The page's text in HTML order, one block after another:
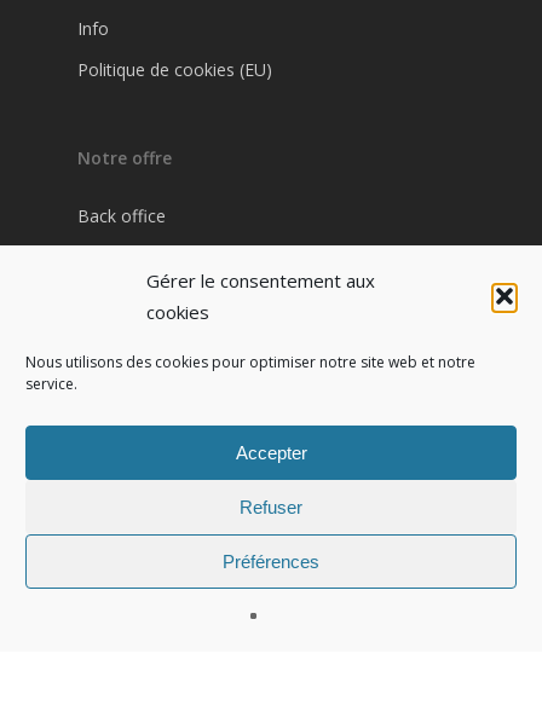
Gérer le consentement aux
cookies
Nous utilisons des cookies pour optimiser notre site web et notre
service.
Accepter
Refuser
Préférences
Info
Politique de cookies (EU)
Notre offre
Back office
Tel : 04 91 54 91 52